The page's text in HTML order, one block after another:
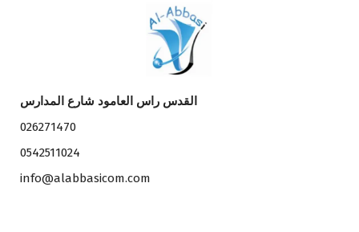
القدس راس العامود شارع المدارس
026271470
0542511024
info@alabbasicom.com